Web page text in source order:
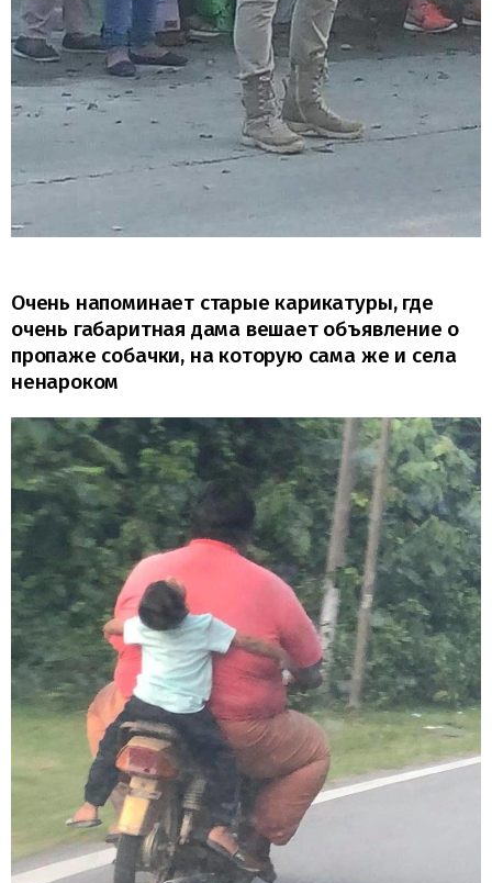
Очень напоминает старые карикатуры, где
очень габаритная дама вешает объявление о
пропаже собачки, на которую сама же и села
ненароком